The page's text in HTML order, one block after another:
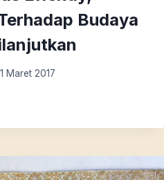
Budaya
1 Maret 2017